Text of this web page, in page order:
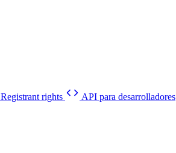
Registrant rights API para desarrolladores